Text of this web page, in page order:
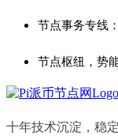
节点事务专线
节点枢纽，势
十年技术沉淀，稳